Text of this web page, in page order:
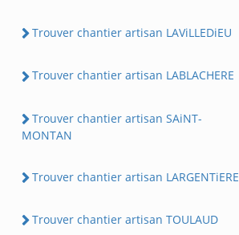
Trouver chantier artisan LAViLLEDiEU
Trouver chantier artisan LABLACHERE
Trouver chantier artisan SAiNT-
MONTAN
Trouver chantier artisan LARGENTiERE
Trouver chantier artisan TOULAUD